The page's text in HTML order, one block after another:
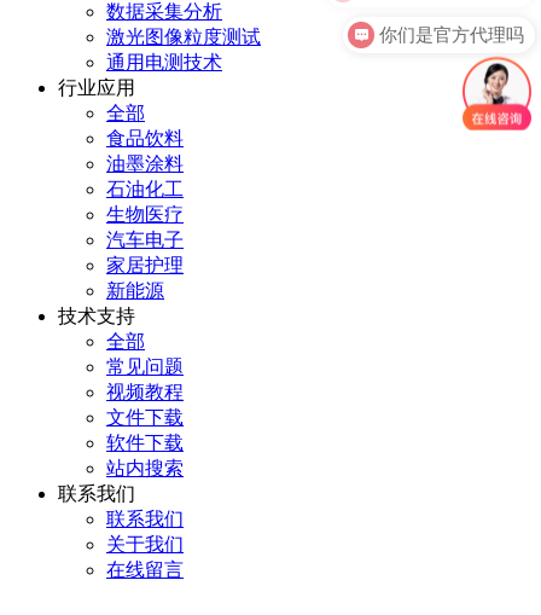
数据采集分析
激光图像粒度测试
通用电测技术
行业应用
全部
食品饮料
油墨涂料
石油化工
生物医疗
汽车电子
家居护理
新能源
技术支持
全部
常见问题
视频教程
文件下载
软件下载
站内搜索
联系我们
联系我们
关于我们
在线留言
你们是官方代理吗